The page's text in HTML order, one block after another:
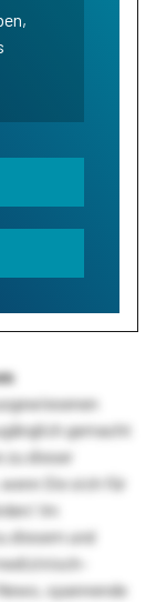
gemacht
zu dieser
Sie sich für
Im
diesem und
spannende